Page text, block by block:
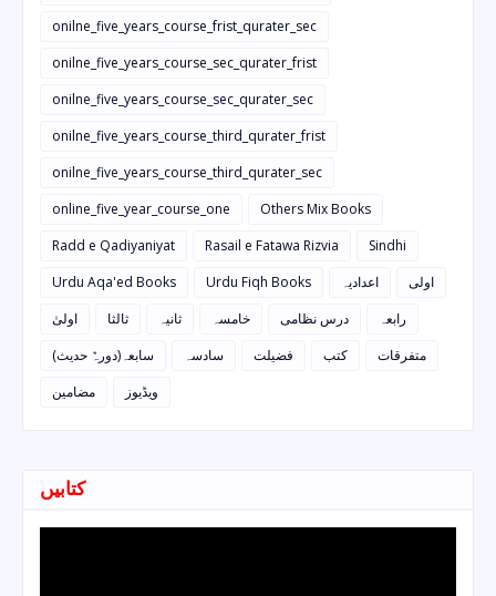
onilne_five_years_course_frist_qurater_sec
onilne_five_years_course_sec_qurater_frist
onilne_five_years_course_sec_qurater_sec
onilne_five_years_course_third_qurater_frist
onilne_five_years_course_third_qurater_sec
online_five_year_course_one
Others Mix Books
Radd e Qadiyaniyat
Rasail e Fatawa Rizvia
Sindhi
Urdu Aqa'ed Books
Urdu Fiqh Books اعدادیہ
اولی
اولیٰ
ثالثا ثانیہ خامسہ درس نظامی
رابعہ
سابعہ(دورہٌ حدیث)
سادسہ فضیلت کتب
متفرقات
مضامین
ویڈیوز
کتابیں